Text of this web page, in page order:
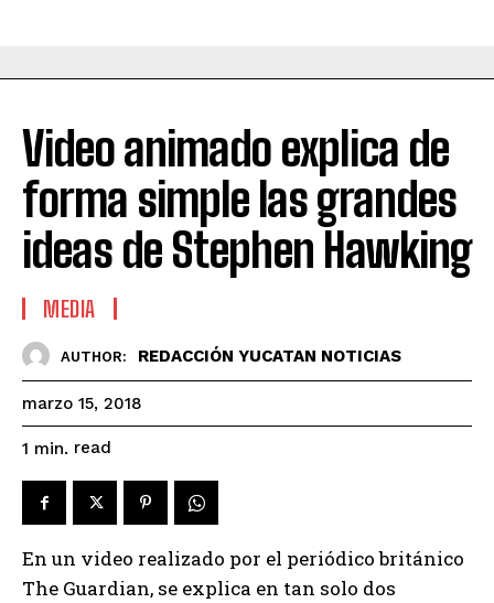
Video animado explica de
forma simple las grandes
ideas de Stephen Hawking
MEDIA
AUTHOR: REDACCIÓN YUCATAN NOTICIAS
marzo 15, 2018
1 min. read
En un video realizado por el periódico británico
The Guardian, se explica en tan solo dos